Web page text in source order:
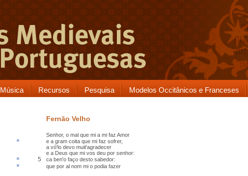
Música Recursos Pesquisa Modelos Occitânicos e Franceses
Fernão Velho
Senhor, o mal que mi a mi faz Amor
e a gram coita que mi faz sofrer,
a vó'lo devo muit'agradecer
e a Deus que mi vos deu por senhor:
5 ca ben'o faço desto sabedor:
que por al nom mi o podia fazer